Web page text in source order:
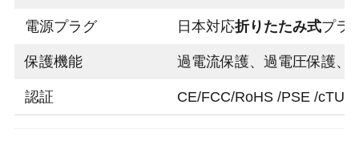
電源プラグ 日本対応折りたたみ式プラ
保護機能 過電流保護、過電圧保護、
認証 CE/FCC/RoHS /PSE /